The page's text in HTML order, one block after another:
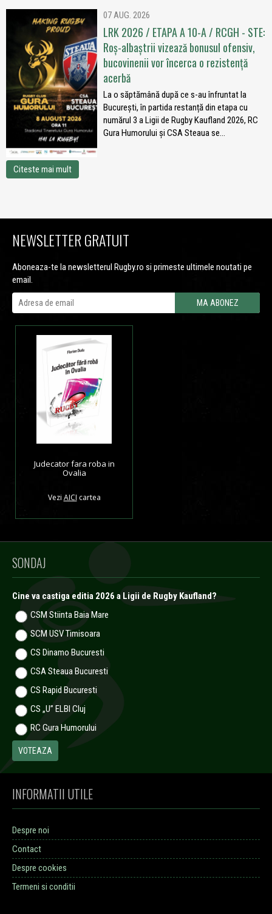
07 AUG. 2026
LRK 2026 / ETAPA A 10-A / RCGH - STE:
Roș-albaștrii vizează bonusul ofensiv,
bucovinenii vor încerca o rezistență
acerbă
La o săptămână după ce s-au înfruntat la
București, în partida restanță din etapa cu
numărul 3 a Ligii de Rugby Kaufland 2026, RC
Gura Humorului și CSA Steaua se...
Citeste mai mult
NEWSLETTER GRATUIT
Aboneaza-te la newsletterul Rugby.ro si primeste ultimele noutati pe
email.
Judecator fara roba in
Ovalia
Vezi AICI cartea
SONDAJ
Cine va castiga editia 2026 a Ligii de Rugby Kaufland?
CSM Stiinta Baia Mare
SCM USV Timisoara
CS Dinamo Bucuresti
CSA Steaua Bucuresti
CS Rapid Bucuresti
CS „U” ELBI Cluj
RC Gura Humorului
INFORMATII UTILE
Despre noi
Contact
Despre cookies
Termeni si conditii